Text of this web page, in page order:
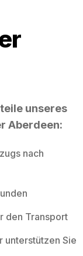
unseres
Aberdeen:
nach
den Transport
unterstützen Sie